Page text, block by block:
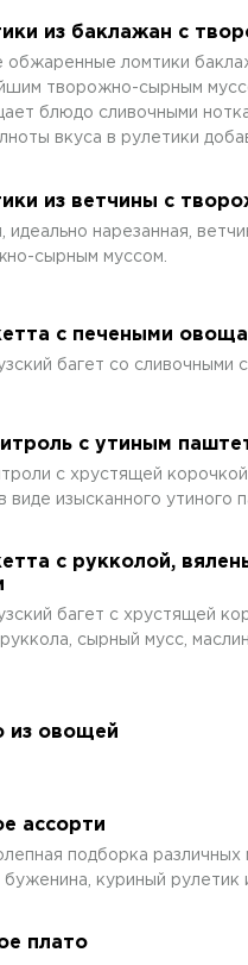
из баклажан с
обжаренные ломтики
творожно-сырным
блюдо сливочными
вкуса в рулетики
из ветчины с
идеально нарезанная,
сырным муссом.
с печеными
багет со сливочными
с утиным
с хрустящей
виде изысканного утиного
с рукколой,
багет с хрустящей
сырный мусс,
из овощей
ассорти
подборка различных
буженина, куриный рулетик
плато